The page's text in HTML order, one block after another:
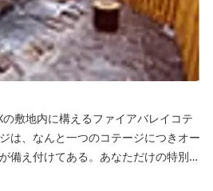
敷地内に構えるファイアバレイコテ
は、なんと一つのコテージにつきオー
備え付けてある。あなただけの特別な